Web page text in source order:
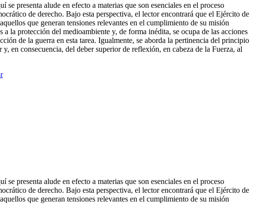
presenta alude en efecto a materias que son esenciales en el proceso
de derecho. Bajo esta perspectiva, el lector encontrará que el Ejército de
que generan tensiones relevantes en el cumplimiento de su misión
a la protección del medioambiente y, de forma inédita, se ocupa de las acciones
de la guerra en esta tarea. Igualmente, se aborda la pertinencia del principio
en consecuencia, del deber superior de reflexión, en cabeza de la Fuerza, al
presenta alude en efecto a materias que son esenciales en el proceso
de derecho. Bajo esta perspectiva, el lector encontrará que el Ejército de
que generan tensiones relevantes en el cumplimiento de su misión